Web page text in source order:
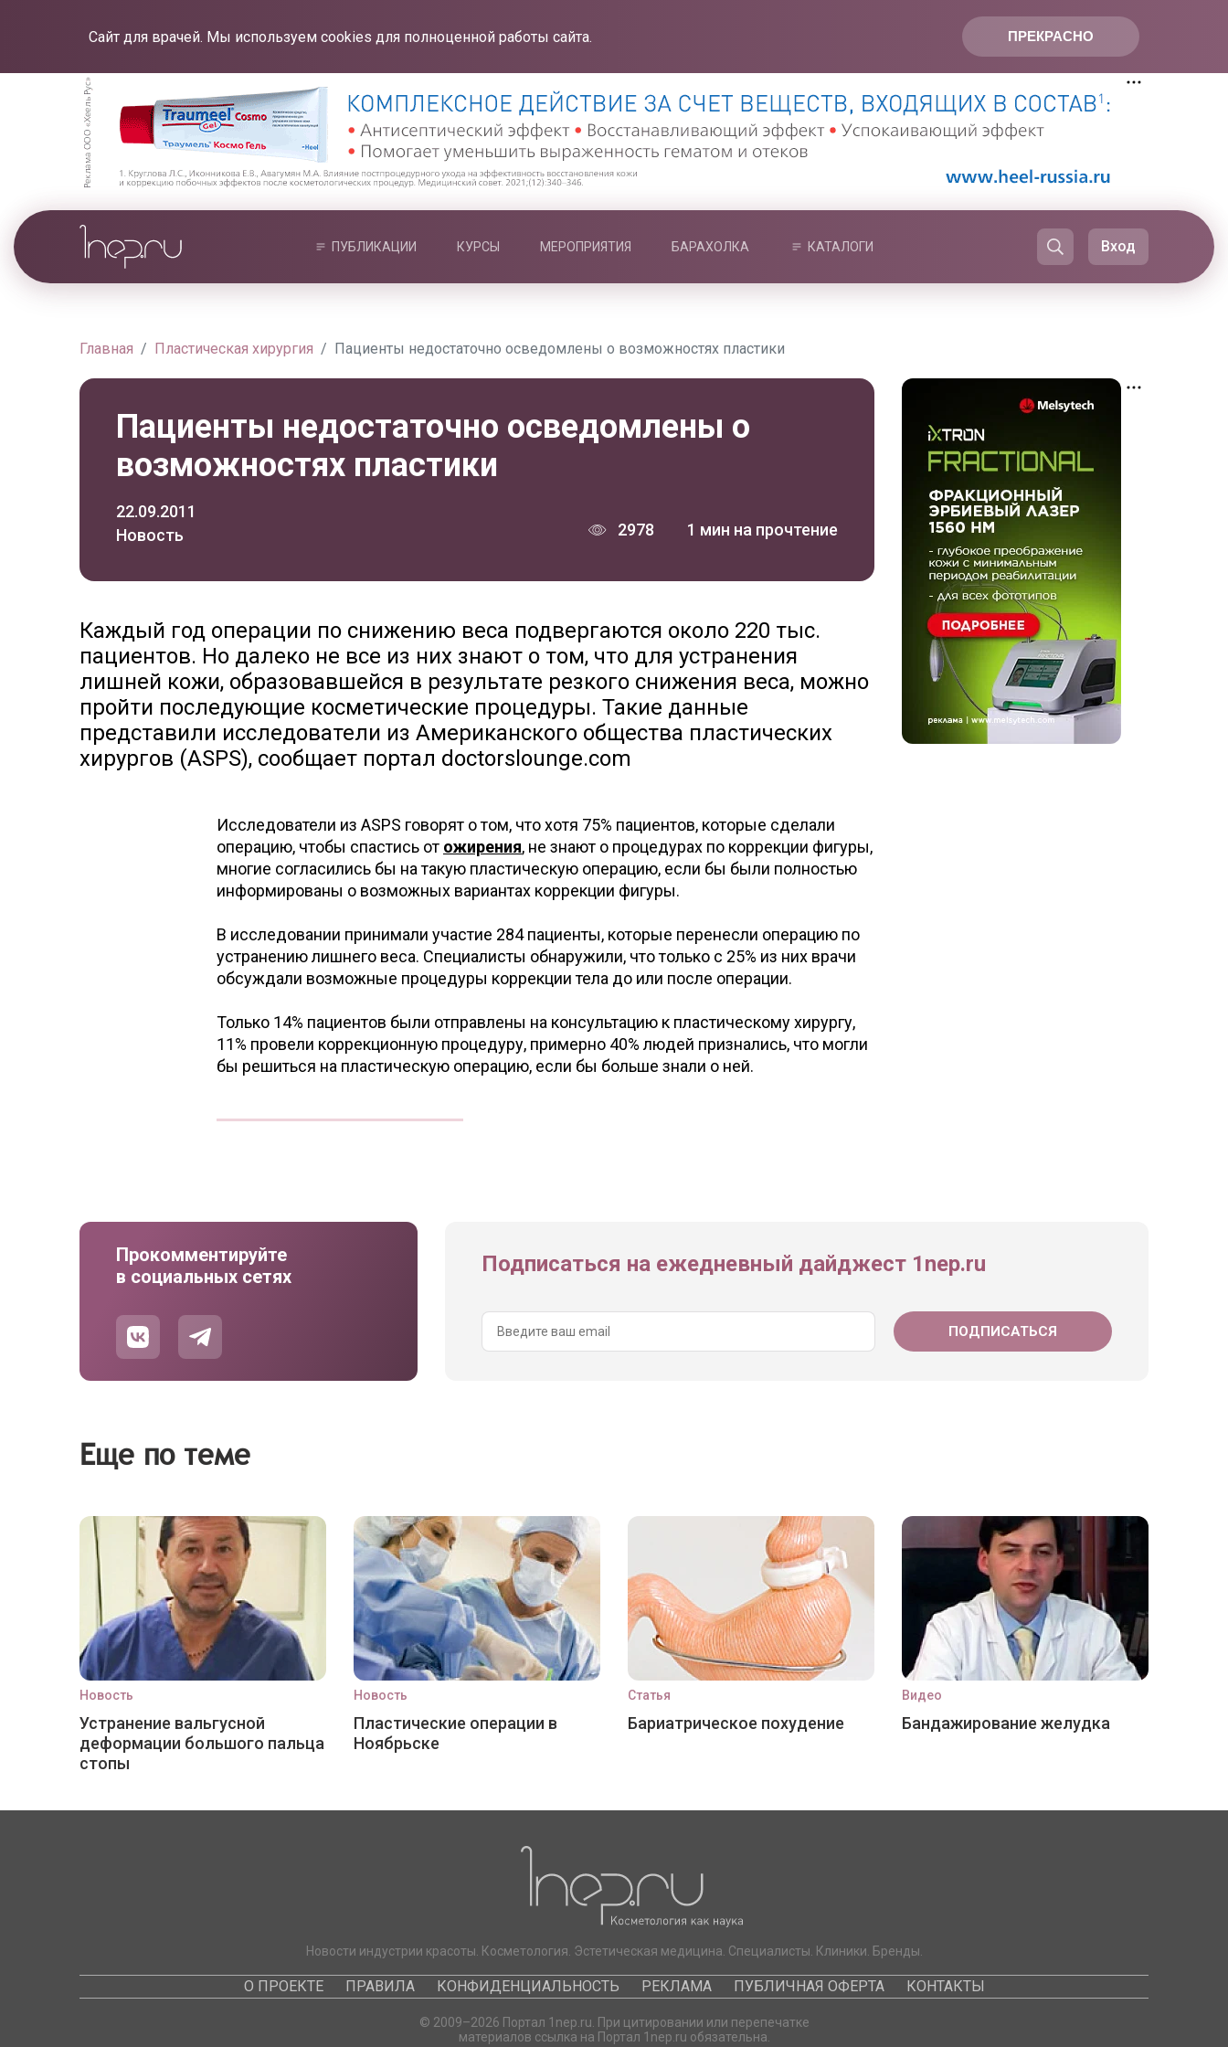
ПРЕКРАСНО
Сайт для врачей. Мы используем cookies для полноценной работы сайта.
ПУБЛИКАЦИИ КУРСЫ МЕРОПРИЯТИЯ БАРАХОЛКА КАТАЛОГИ Вход
Главная Пластическая хирургия Пациенты недостаточно осведомлены о возможностях пластики
Пациенты недостаточно осведомлены о
возможностях пластики
22.09.2011
Новость
2978 1 мин на прочтение
Каждый год операции по снижению веса подвергаются около 220 тыс.
пациентов. Но далеко не все из них знают о том, что для устранения
лишней кожи, образовавшейся в результате резкого снижения веса, можно
пройти последующие косметические процедуры. Такие данные
представили исследователи из Американского общества пластических
хирургов (ASPS), сообщает портал doctorslounge.com
Исследователи из ASPS говорят о том, что хотя 75% пациентов, которые сделали
операцию, чтобы спастись от ожирения, не знают о процедурах по коррекции фигуры,
многие согласились бы на такую пластическую операцию, если бы были полностью
информированы о возможных вариантах коррекции фигуры.
В исследовании принимали участие 284 пациенты, которые перенесли операцию по
устранению лишнего веса. Специалисты обнаружили, что только с 25% из них врачи
обсуждали возможные процедуры коррекции тела до или после операции.
Только 14% пациентов были отправлены на консультацию к пластическому хирургу,
11% провели коррекционную процедуру, примерно 40% людей признались, что могли
бы решиться на пластическую операцию, если бы больше знали о ней.
Прокомментируйте
в социальных сетях
Подписаться на ежедневный дайджест 1nep.ru
Еще по теме
Новость
Устранение вальгусной
деформации большого пальца
стопы
Новость
Пластические операции в
Ноябрьске
Статья
Бариатрическое похудение
Видео
Бандажирование желудка
Новости индустрии красоты. Косметология. Эстетическая медицина. Специалисты. Клиники. Бренды.
О ПРОЕКТЕ ПРАВИЛА КОНФИДЕНЦИАЛЬНОСТЬ РЕКЛАМА ПУБЛИЧНАЯ ОФЕРТА КОНТАКТЫ
© 2009–2026 Портал 1nep.ru. При цитировании или перепечатке
материалов ссылка на Портал 1nep.ru обязательна.